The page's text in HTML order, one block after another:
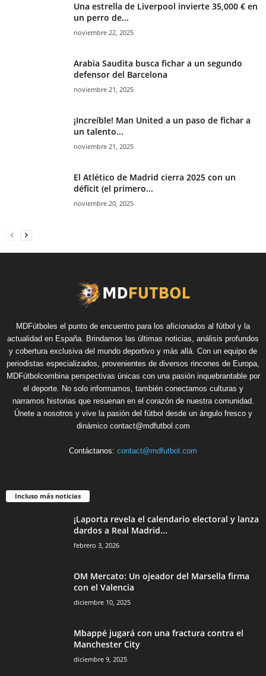
Una estrella de Liverpool invierte 35,000 € en
un perro de...
noviembre 22, 2025
Arabia Saudita busca fichar a un segundo
defensor del Barcelona
noviembre 21, 2025
¡Increíble! Man United a un paso de fichar a
un talento...
noviembre 21, 2025
El Atlético de Madrid cierra 2025 con un
déficit (el primero...
noviembre 20, 2025
MDFútboles el punto de encuentro para los aficionados al fútbol y la
actualidad en España. Brindamos las últimas noticias, análisis profundos
y cobertura exclusiva del mundo deportivo y más allá. Con un equipo de
periodistas especializados, provenientes de diversos rincones de Europa,
MDFútbolcombina perspectivas únicas con una pasión inquebrantable por
el deporte. No solo informamos, también conectamos culturas y
narramos historias que resuenan en el corazón de nuestra comunidad.
Únete a nosotros y vive la pasión del fútbol desde un ángulo fresco y
dinámico contact@mdfutbol.com
Contáctanos: contact@mdfutbol.com
Incluso más noticias
¡Laporta revela el calendario electoral y lanza
dardos a Real Madrid...
febrero 3, 2026
OM Mercato: Un ojeador del Marsella firma
con el Valencia
diciembre 10, 2025
Mbappé jugará con una fractura contra el
Manchester City
diciembre 9, 2025